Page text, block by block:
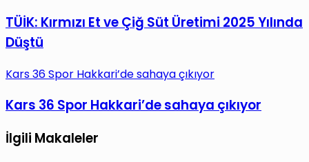
TÜİK: Kırmızı Et ve Çiğ Süt Üretimi 2025 Yılında
Düştü
Kars 36 Spor Hakkari’de sahaya çıkıyor
Kars 36 Spor Hakkari’de sahaya çıkıyor
İlgili Makaleler